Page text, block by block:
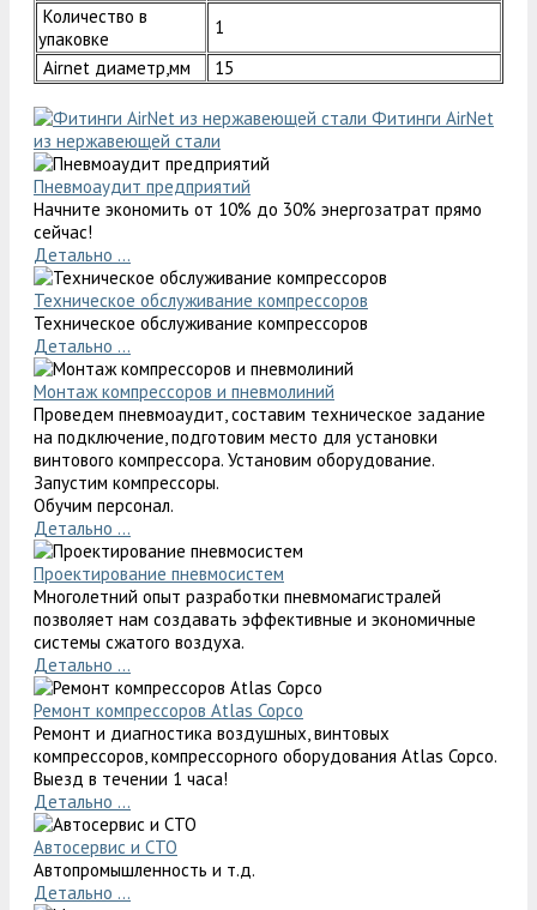
Количество в
упаковке
1
Airnet диаметр,мм
15
Фитинги AirNet
из нержавеющей стали
Пневмоаудит предприятий
Начните экономить от 10% до 30% энергозатрат прямо
сейчас!
Детально ...
Техническое обслуживание компрессоров
Техническое обслуживание компрессоров
Детально ...
Монтаж компрессоров и пневмолиний
Проведем пневмоаудит, составим техническое задание
на подключение, подготовим место для установки
винтового компрессора. Установим оборудование.
Запустим компрессоры.
Обучим персонал.
Детально ...
Проектирование пневмосистем
Многолетний опыт разработки пневмомагистралей
позволяет нам создавать эффективные и экономичные
системы сжатого воздуха.
Детально ...
Ремонт компрессоров Atlas Copco
Ремонт и диагностика воздушных, винтовых
компрессоров, компрессорного оборудования Atlas Copco.
Выезд в течении 1 часа!
Детально ...
Автосервис и СТО
Автопромышленность и т.д.
Детально ...